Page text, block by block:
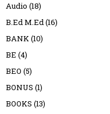
Audio (18)
B.Ed M.Ed(16)
BANK(10)
BE (4)
BEO (5)
BONUS (1)
BOOKS (13)